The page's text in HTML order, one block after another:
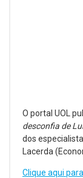
O portal UOL
desconfia de
dos
Lacerda
Clique aqui